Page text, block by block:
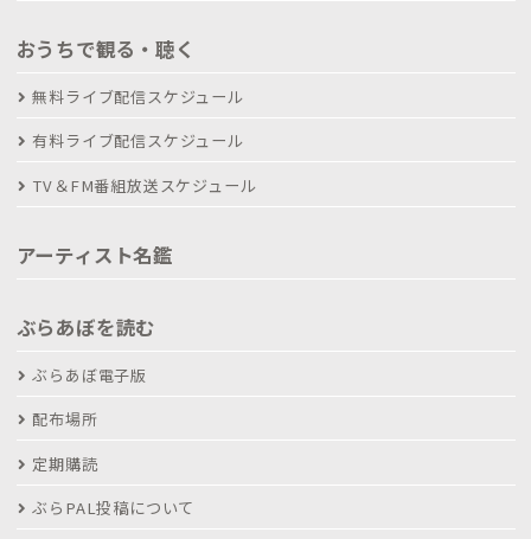
おうちで観る・聴く
無料ライブ配信スケジュール
有料ライブ配信スケジュール
TV＆FM番組放送スケジュール
アーティスト名鑑
ぶらあぼを読む
ぶらあぼ電子版
配布場所
定期購読
ぶらPAL投稿について